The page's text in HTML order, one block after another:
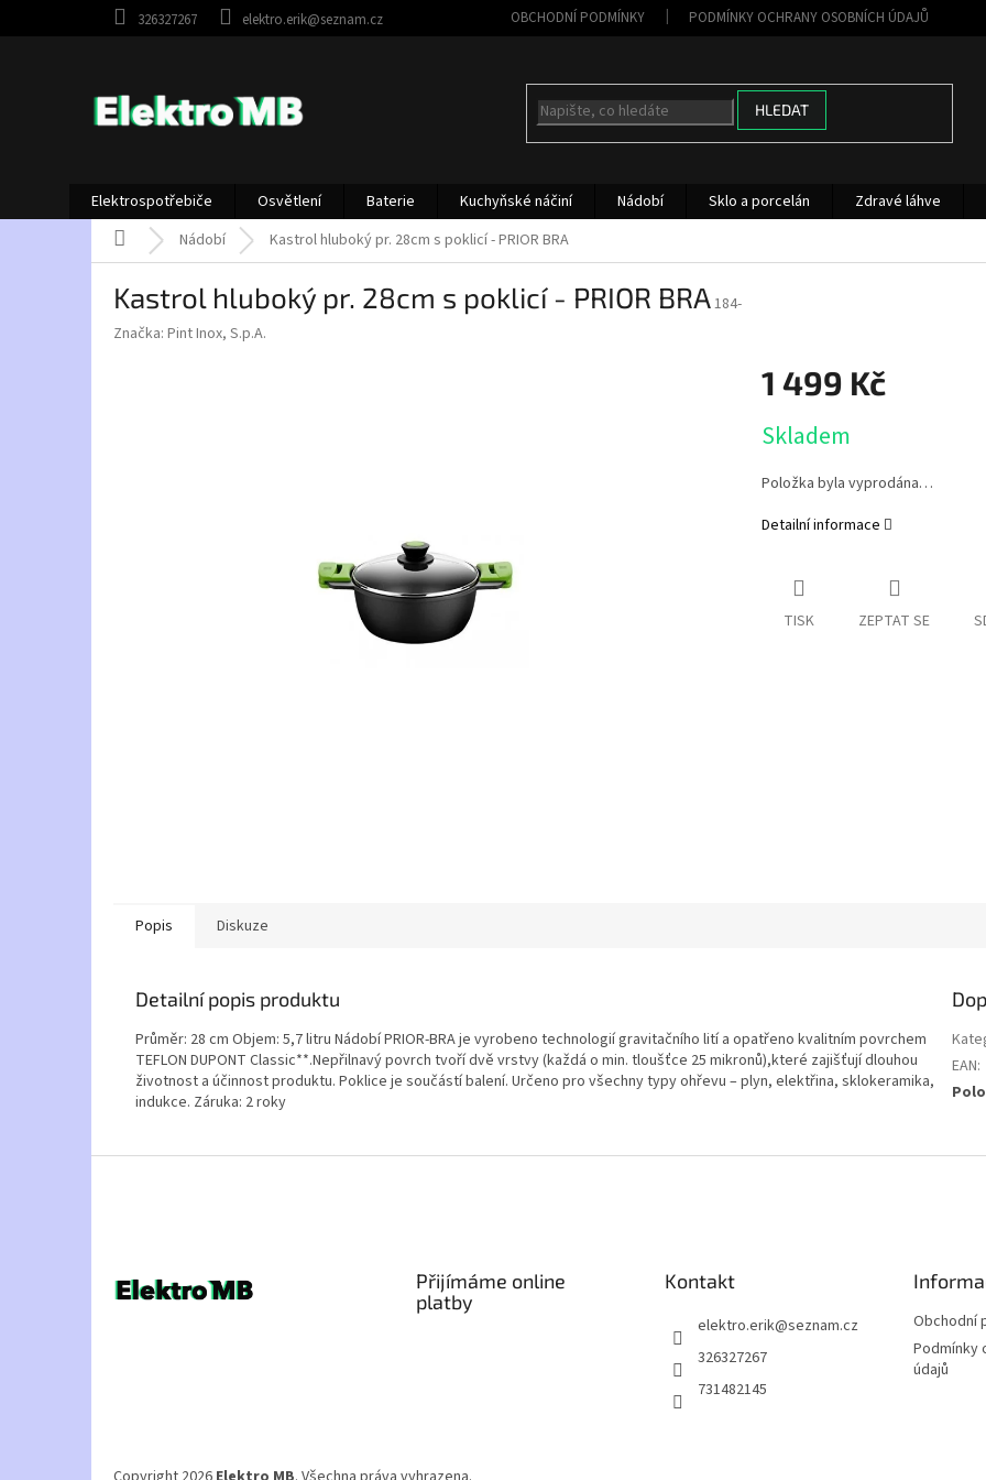
326327267 elektro.erik@seznam.cz OBCHODNÍ PODMÍNKY PODMÍNKY OCHRANY OSOBNÍCH ÚDAJŮ
HLEDAT
Elektrospotřebiče Osvětlení Baterie Kuchyňské náčiní Nádobí Sklo a porcelán Zdravé láhve
Domů
Nádobí Kastrol hluboký pr. 28cm s poklicí - PRIOR BRA
Kastrol hluboký pr. 28cm s poklicí - PRIOR BRA184-
Značka: Pint Inox, S.p.A.
1 499 Kč
cena:
Skladem
Položka byla vyprodána…
Detailní informace
TISK ZEPTAT SE
Popis Diskuze
Detailní popis produktu
Průměr: 28 cm Objem: 5,7 litru Nádobí PRIOR-BRA je vyrobeno technologií gravitačního lití a opatřeno kvalitním povrchem
TEFLON DUPONT Classic**.Nepřilnavý povrch tvoří dvě vrstvy (každá o min. tloušťce 25 mikronů),které zajišťují dlouhou
životnost a účinnost produktu. Poklice je součástí balení. Určeno pro všechny typy ohřevu – plyn, elektřina, sklokeramika,
indukce. Záruka: 2 roky
EAN:
Přijímáme online
platby
Kontakt
elektro.erik@seznam.cz
326327267
731482145
Obchodní
Podmínky
údajů